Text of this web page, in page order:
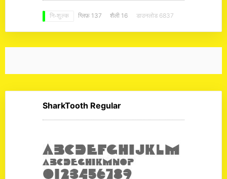
नि: शुल्क ग्लिफ़ 137 शैली 16 डाउनलोड 6837
SharkTooth Regular